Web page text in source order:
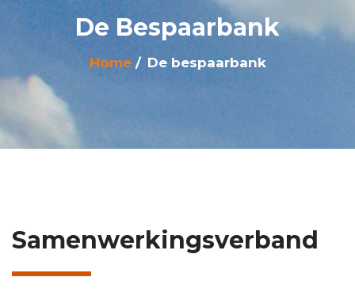
De Bespaarbank
Home De bespaarbank
Samenwerkingsverband